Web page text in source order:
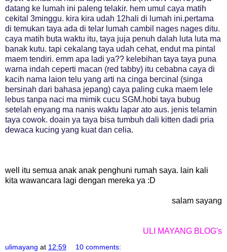
datang ke lumah ini paleng telakir. hem umul caya matih
cekital 3minggu. kira kira udah 12hali di lumah ini.pertama
di temukan taya ada di telar lumah cambil nages nages ditu.
caya matih buta waktu itu, taya juja penuh dalah luta luta ma
banak kutu. tapi cekalang taya udah cehat, endut ma pintal
maem tendiri. emm apa ladi ya?? kelebihan taya taya puna
warna indah ceperti macan (red tabby) itu cebabna caya di
kacih nama laion telu yang arti na cinga bercinal (singa
bersinah dari bahasa jepang) caya paling cuka maem lele
lebus tanpa naci ma mimik cucu SGM.hobi taya bubug
setelah enyang ma nanis waktu lapar ato aus. jenis telamin
taya cowok. doain ya taya bisa tumbuh dali kitten dadi pria
dewaca kucing yang kuat dan celia.
well itu semua anak anak penghuni rumah saya. lain kali
kita wawancara lagi dengan mereka ya :D
salam sayang
ULI MAYANG BLOG's
ulimayang at 12:59 10 comments: